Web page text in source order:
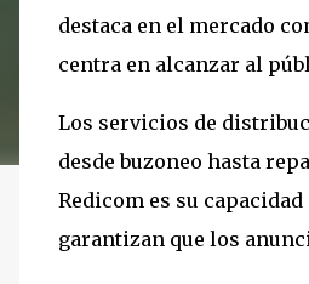
destaca en el mercado
centra en alcanzar al
Los servicios de
desde buzoneo hasta
Redicom es su
garantizan que los